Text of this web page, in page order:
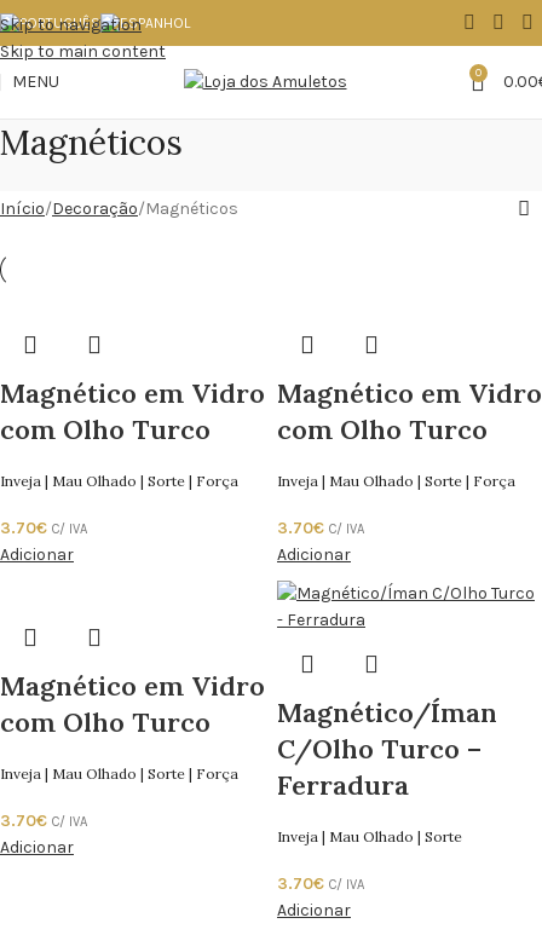
Skip to navigation
Skip to main content
MENU
0 0.00
Magnéticos
Início Decoração Magnéticos
Magnético em Vidro
com Olho Turco
Inveja | Mau Olhado | Sorte | Força
3.70€ C/ IVA
Adicionar
Magnético em Vidro
com Olho Turco
Inveja | Mau Olhado | Sorte | Força
3.70€ C/ IVA
Adicionar
Magnético em Vidro
com Olho Turco
Inveja | Mau Olhado | Sorte | Força
3.70€ C/ IVA
Adicionar
Magnético/Íman
C/Olho Turco –
Ferradura
Inveja | Mau Olhado | Sorte
3.70€ C/ IVA
Adicionar